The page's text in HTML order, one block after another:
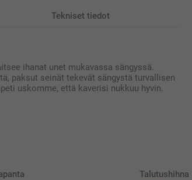
Tekniset tiedot
ihanat unet mukavassa sängyssä.
paksut seinät tekevät sängystä turvallisen
uskomme, että kaverisi nukkuu hyvin.
Talutushihna